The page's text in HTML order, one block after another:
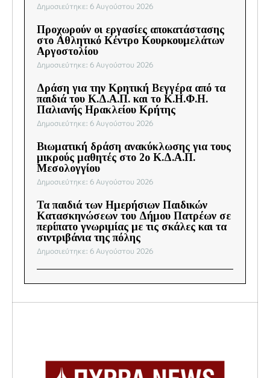
Δημοσιεύτηκε: 6 Αυγούστου 2026
Προχωρούν οι εργασίες αποκατάστασης
στο Αθλητικό Κέντρο Κουρκουμελάτων
Αργοστολίου
Δημοσιεύτηκε: 6 Αυγούστου 2026
Δράση για την Κρητική Βεγγέρα από τα
παιδιά του Κ.Δ.Α.Π. και το Κ.Η.Φ.Η.
Παλιανής Ηρακλείου Κρήτης
Δημοσιεύτηκε: 6 Αυγούστου 2026
Βιωματική δράση ανακύκλωσης για τους
μικρούς μαθητές στο 2ο Κ.Δ.Α.Π.
Μεσολογγίου
Δημοσιεύτηκε: 6 Αυγούστου 2026
Τα παιδιά των Ημερήσιων Παιδικών
Κατασκηνώσεων του Δήμου Πατρέων σε
περίπατο γνωριμίας με τις σκάλες και τα
σιντριβάνια της πόλης
Δημοσιεύτηκε: 6 Αυγούστου 2026